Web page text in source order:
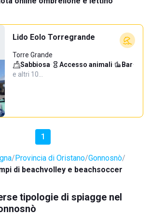
Lido Eolo Torregrande
Torre Grande
Sabbiosa· Accesso animali· Bar·
e altri 10…
1
Provincia di Oristano Gonnosnò
di beachvolley e beachsoccer
tipologie di spiagge nel